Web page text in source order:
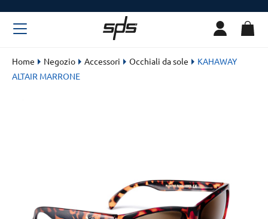
Home Negozio Accessori Occhiali da sole
KAHAWAY
ALTAIR MARRONE